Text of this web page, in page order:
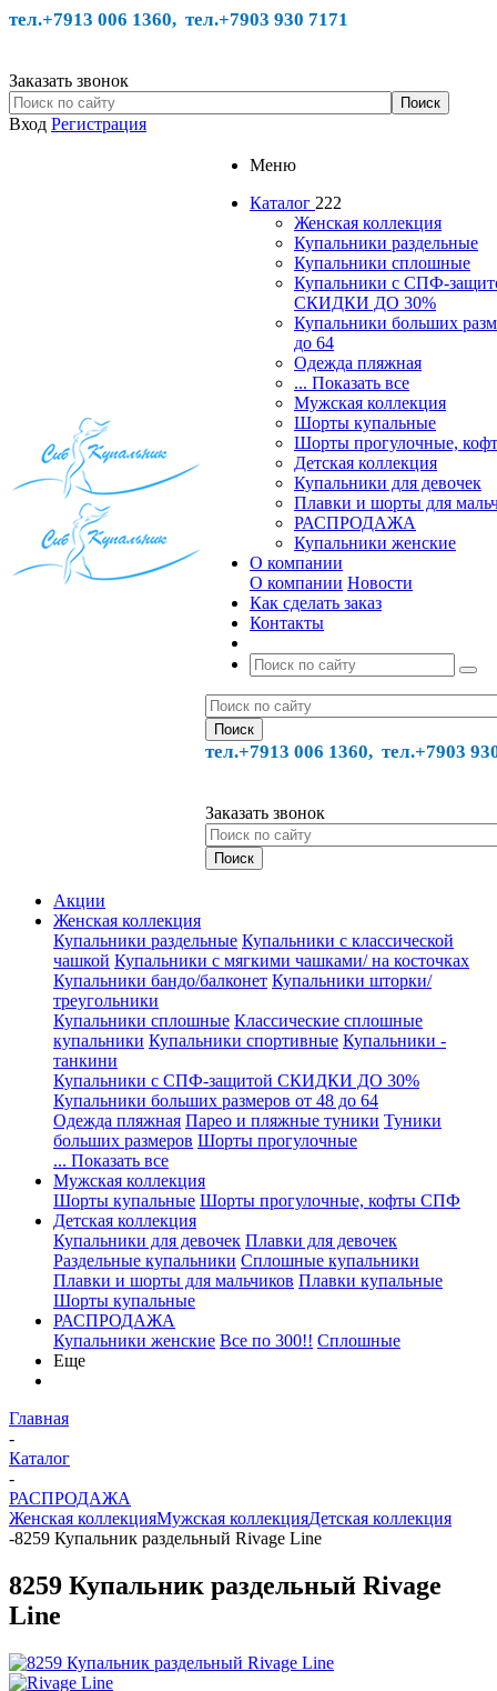
тел.+7913 006 1360, тел.+7903 930 7171
Заказать звонок
Вход Регистрация
Меню
Каталог 222
Женская коллекция
Купальники раздельные
Купальники сплошные
Купальники с СПФ-
СКИДКИ ДО 30%
Купальники больших
до 64
Одежда пляжная
... Показать все
Мужская коллекция
Шорты купальные
Шорты прогулочные,
Детская коллекция
Купальники для девочек
Плавки и шорты для
РАСПРОДАЖА
Купальники женские
О компании
О компании Новости
Как сделать заказ
Контакты
тел.+7913 006 1360, тел.+7903
Заказать звонок
Акции
Женская коллекция
Купальники раздельные Купальники с классической
чашкой Купальники с мягкими чашками/ на косточках
Купальники бандо/балконет Купальники шторки/
треугольники
Купальники сплошные Классические сплошные
купальники Купальники спортивные Купальники -
танкини
Купальники с СПФ-защитой СКИДКИ ДО 30%
Купальники больших размеров от 48 до 64
Одежда пляжная Парео и пляжные туники Туники
больших размеров Шорты прогулочные
... Показать все
Мужская коллекция
Шорты купальные Шорты прогулочные, кофты СПФ
Детская коллекция
Купальники для девочек Плавки для девочек
Раздельные купальники Сплошные купальники
Плавки и шорты для мальчиков Плавки купальные
Шорты купальные
РАСПРОДАЖА
Купальники женские Все по 300!! Сплошные
Еще
Главная
-
Каталог
-
РАСПРОДАЖА
Женская коллекцияМужская коллекцияДетская коллекция
-8259 Купальник раздельный Rivage Line
8259 Купальник раздельный Rivage
Line